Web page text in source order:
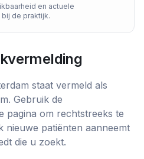
en actuele
de praktijk.
staat vermeld als
. Gebruik de
pagina om rechtstreeks te
patiënten aanneemt
die u zoekt.